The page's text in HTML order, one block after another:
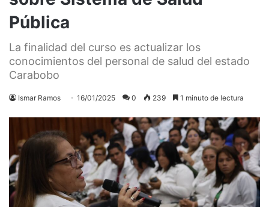
Pública
La finalidad del curso es actualizar los
conocimientos del personal de salud del estado
Carabobo
Ismar Ramos 16/01/2025 0 239 1 minuto de lectura